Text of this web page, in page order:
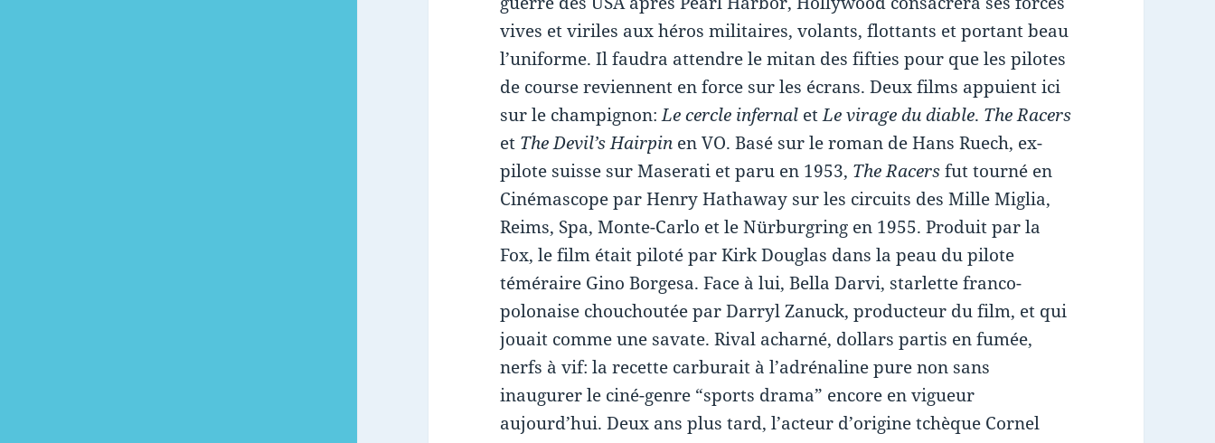
vives et viriles aux héros militaires, volants, flottants et portant beau
l’uniforme. Il faudra attendre le mitan des fifties pour que les pilotes
de course reviennent en force sur les écrans. Deux films appuient ici
sur le champignon:Le cercle infernal etLe virage du diable. The Racers
et The Devil’s Hairpin en VO. Basé sur le roman de Hans Ruech, ex-
pilote suisse sur Maserati et paru en 1953, The Racersfut tourné en
Cinémascope par Henry Hathaway sur les circuits des Mille Miglia,
Reims, Spa, Monte-Carlo et le Nürburgring en 1955. Produit par la
Fox, le film était piloté par Kirk Douglas dans la peau du pilote
téméraire Gino Borgesa. Face à lui, Bella Darvi, starlette franco-
polonaise chouchoutée par Darryl Zanuck, producteur du film, et qui
jouait comme une savate. Rival acharné, dollars partis en fumée,
nerfs à vif: la recette carburait à l’adrénaline pure non sans
inaugurer le ciné-genre “sports drama” encore en vigueur
aujourd’hui. Deux ans plus tard, l’acteur d’origine tchèque Cornel